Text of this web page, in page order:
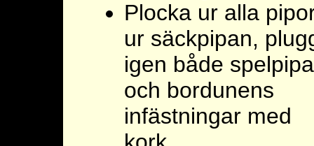
Plocka ur alla
ur säckpipan,
igen både
och bordunens
infästningar med